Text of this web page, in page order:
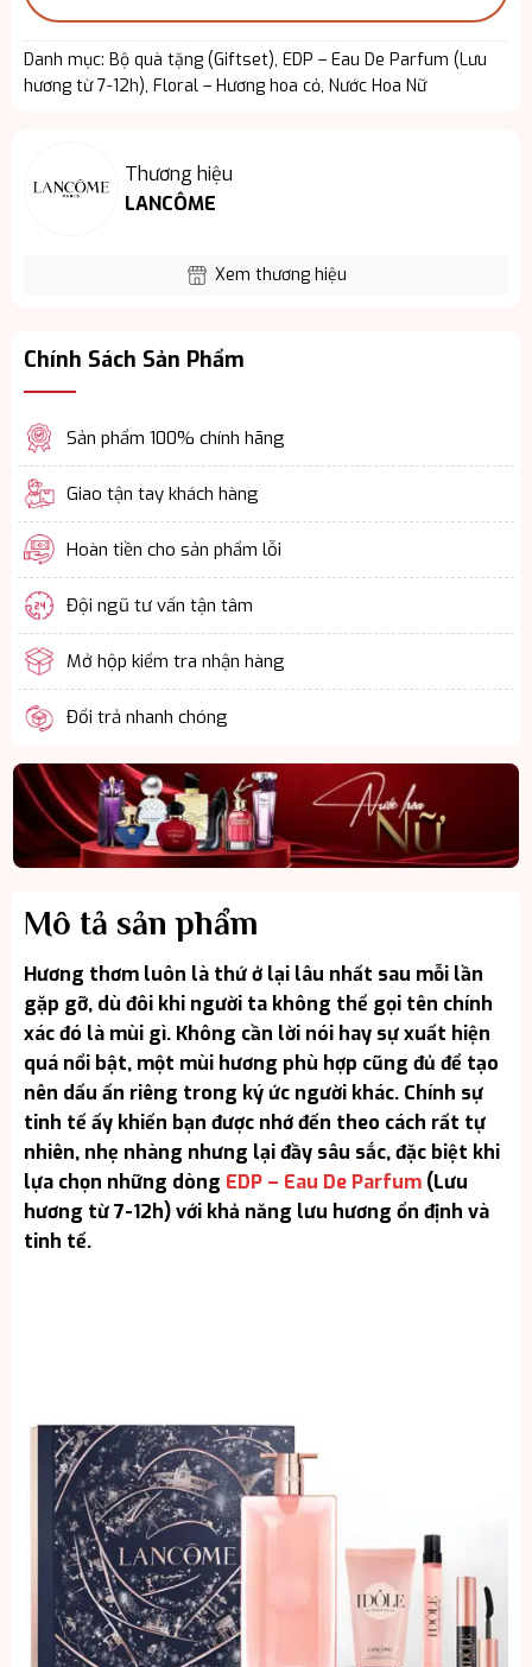
Danh mục: Bộ quà tặng (Giftset), EDP – Eau De Parfum (Lưu
hương từ 7-12h), Floral – Hương hoa cỏ, Nước Hoa Nữ
Thương hiệu
LANCÔME
Xem thương hiệu
Chính Sách Sản Phẩm
Sản phẩm 100% chính hãng
Giao tận tay khách hàng
Hoàn tiền cho sản phẩm lỗi
Đội ngũ tư vấn tận tâm
Mở hộp kiểm tra nhận hàng
Đổi trả nhanh chóng
Mô tả sản phẩm
Hương thơm luôn là thứ ở lại lâu nhất sau mỗi lần
gặp gỡ, dù đôi khi người ta không thể gọi tên chính
xác đó là mùi gì. Không cần lời nói hay sự xuất hiện
quá nổi bật, một mùi hương phù hợp cũng đủ để tạo
nên dấu ấn riêng trong ký ức người khác. Chính sự
tinh tế ấy khiến bạn được nhớ đến theo cách rất tự
nhiên, nhẹ nhàng nhưng lại đầy sâu sắc, đặc biệt khi
lựa chọn những dòng EDP – Eau De Parfum(Lưu
hương từ 7-12h) với khả năng lưu hương ổn định và
tinh tế.